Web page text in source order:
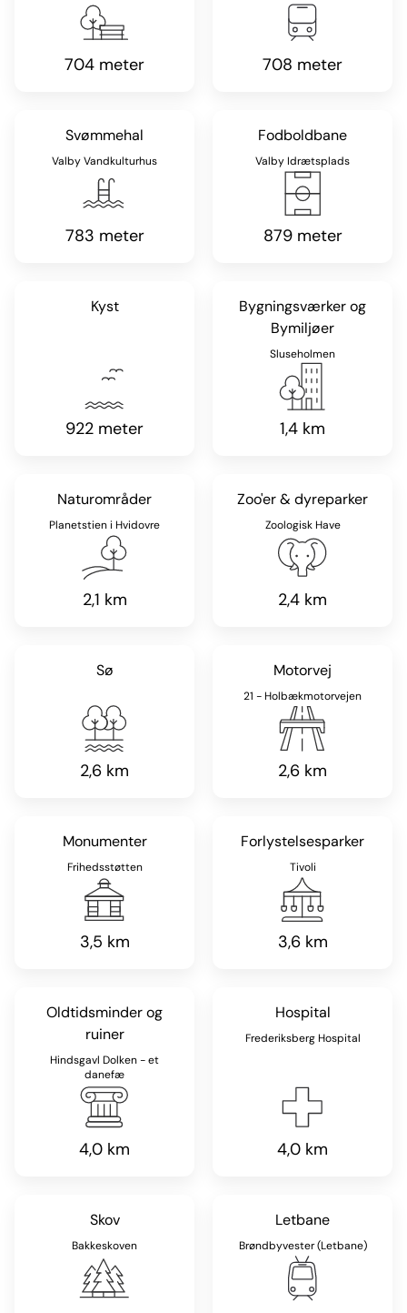
704 meter 708 meter
Svømmehal
Valby Vandkulturhus
783 meter
Fodboldbane
Valby Idrætsplads
879 meter
Kyst
922 meter
Bygningsværker og
Bymiljøer
Sluseholmen
1,4 km
Naturområder
Planetstien i Hvidovre
2,1 km
Zoo'er & dyreparker
Zoologisk Have
2,4 km
Sø
2,6 km
Motorvej
21 - Holbækmotorvejen
2,6 km
Monumenter
Frihedsstøtten
3,5 km
Forlystelsesparker
Tivoli
3,6 km
Oldtidsminder og
ruiner
Hindsgavl Dolken - et
danefæ
4,0 km
Hospital
Frederiksberg Hospital
4,0 km
Skov
Bakkeskoven
Letbane
Brøndbyvester (Letbane)